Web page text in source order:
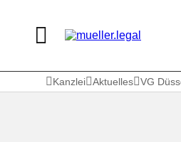
Kanzlei Aktuelles VG